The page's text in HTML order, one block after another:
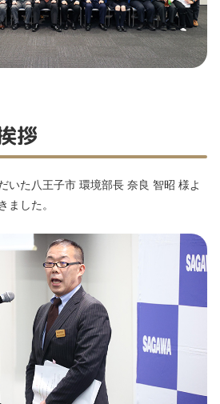
拶
いた八王子市 環境部長 奈良 智昭 様よ
した。